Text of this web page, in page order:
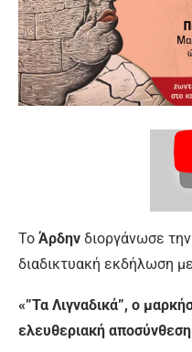
Το Άρδην διοργάνωσε την
διαδικτυακή εκδήλωση
«”Τα Λιγναδικά”, ο
ελευθεριακή αποσύνθεση